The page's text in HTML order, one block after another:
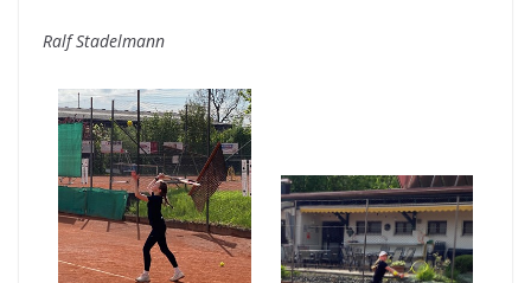
Ralf Stadelmann